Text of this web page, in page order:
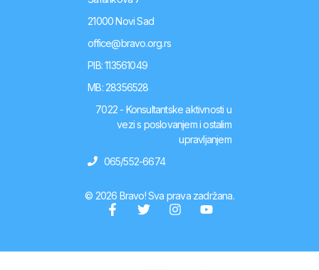
21000 Novi Sad
office@bravo.org.rs
PIB: 113561049
MB: 28356528
7022 - Konsultantske aktivnosti u
vezi s poslovanjem i ostalim
upravljanjem
065/552-6674
© 2026 Bravo! Sva prava zadržana.